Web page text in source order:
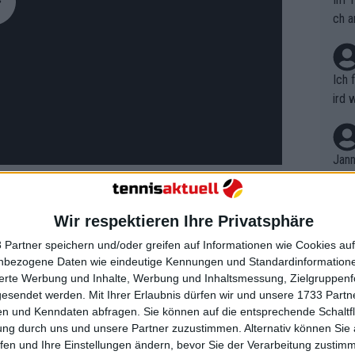
Wir respektieren Ihre Privatsphäre
Partner speichern und/oder greifen auf Informationen wie Cookies
Daten wie eindeutige Kennungen und
Werbung und Inhalte, Werbung und Inhaltsmessung,
werden. Mit Ihrer Erlaubnis dürfen wir und unsere 1733
und Kenndaten abfragen. Sie können auf die entsprechende
durch uns und unsere Partner zuzustimmen. Alternativ können Sie
und Ihre Einstellungen ändern, bevor Sie der Verarbeitung
auf das Roland-Garros-Finale, ein
verfolgte. Der englische Fußballer
gemeinsame Fotos bei
selbst den Laureus World
Jahr, nachdem er ihn für seinen
ch
Ich
ird
r in
em
t,
B.
on
n
nt.